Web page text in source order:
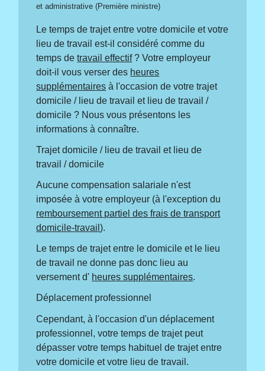
et administrative (Première ministre)
Le temps de trajet entre votre domicile et votre
lieu de travail est-il considéré comme du
temps detravail effectif? Votre employeur
doit-il vous verser des heures
supplémentaires à l'occasion de votre trajet
domicile / lieu de travail et lieu de travail /
domicile ? Nous vous présentons les
informations à connaître.
Trajet domicile / lieu de travail et lieu de
travail / domicile
Aucune compensation salariale n'est
imposée à votre employeur (à l'exception du
remboursement partiel des frais de transport
domicile-travail).
Le temps de trajet entre le domicile et le lieu
de travail ne donne pas donc lieu au
versement d' heures supplémentaires.
Déplacement professionnel
Cependant, à l'occasion d'un déplacement
professionnel, votre temps de trajet peut
dépasser votre temps habituel de trajet entre
votre domicile et votre lieu de travail.